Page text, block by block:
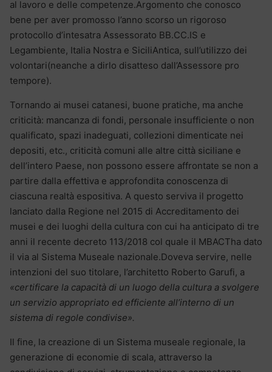
al lavoro e delle competenze.Argomento che conosco
bene per aver promosso l’anno scorso un rigoroso
protocollo d’intesatra Assessorato BB.CC.IS e
Legambiente, Italia Nostra e SiciliAntica, sull’utilizzo dei
volontari(neanche a dirlo disatteso dall’Assessore pro
tempore).
Tornando ai musei catanesi, buone pratiche, ma anche
criticità: mancanza di fondi, personale insufficiente o non
qualificato, spazi inadeguati, collezioni dimenticate nei
depositi, etc., criticità comuni alle altre città siciliane e
dell’intero Paese, non possono essere affrontate se non a
partire dalla effettiva e approfondita conoscenza di
ciascuna realtà espositiva. A questo serviva il progetto
lanciato dalla Regione nel 2015 di Accreditamento dei
musei e dei luoghi della cultura con cui ha anticipato di tre
anni il recente decreto 113/2018 col quale il MBACTha dato
il via al Sistema Museale nazionale.Doveva servire, nelle
intenzioni del suo titolare, l’architetto Roberto Garufi, a
«certificare la capacità di un luogo della cultura a svolgere
un servizio appropriato ed efficiente all’interno di un
sistema di regole condivise».
Il fine, la creazione di un Sistema museale regionale, la
generazione di economie di scala, attraverso la